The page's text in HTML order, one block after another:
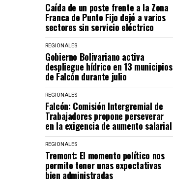
Caída de un poste frente a la Zona
Franca de Punto Fijo dejó a varios
sectores sin servicio eléctrico
REGIONALES
Gobierno Bolivariano activa
despliegue hídrico en 13 municipios
de Falcón durante julio
REGIONALES
Falcón: Comisión Intergremial de
Trabajadores propone perseverar
en la exigencia de aumento salarial
REGIONALES
Tremont: El momento político nos
permite tener unas expectativas
bien administradas